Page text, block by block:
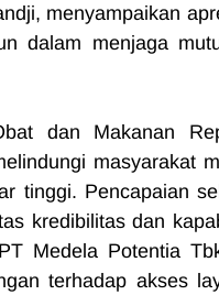
menyampaikan
dalam menjaga
dan Makanan
masyarakat
tinggi. Pencapaian
kredibilitas dan
Medela Potentia
terhadap akses